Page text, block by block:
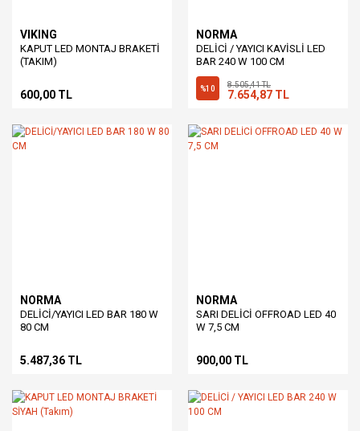
VIKING
KAPUT LED MONTAJ BRAKETİ
(TAKIM)
600,00 TL
NORMA
DELİCİ / YAYICI KAVİSLİ LED
BAR 240 W 100 CM
%10 8.505,41 TL
7.654,87 TL
NORMA
DELİCİ/YAYICI LED BAR 180 W
80 CM
5.487,36 TL
NORMA
SARI DELİCİ OFFROAD LED 40
W 7,5 CM
900,00 TL